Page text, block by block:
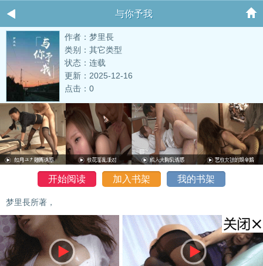
与你予我
作者：梦里長
类别：其它类型
状态：连载
更新：2025-12-16
点击：0
开始阅读 加入书架 我的书架
梦里長所著，